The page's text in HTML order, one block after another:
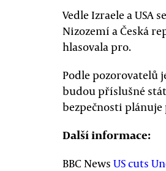
Vedle Izraele a USA
Nizozemí a Česká
hlasovala pro.
Podle pozorovatelů
budou příslušné
bezpečnosti
Další informace:
BBC News US cuts